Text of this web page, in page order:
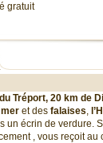
gratuit
Tréport, 20 km de
mer et des falaises,
un écrin de verdure.
, vous reçoit au